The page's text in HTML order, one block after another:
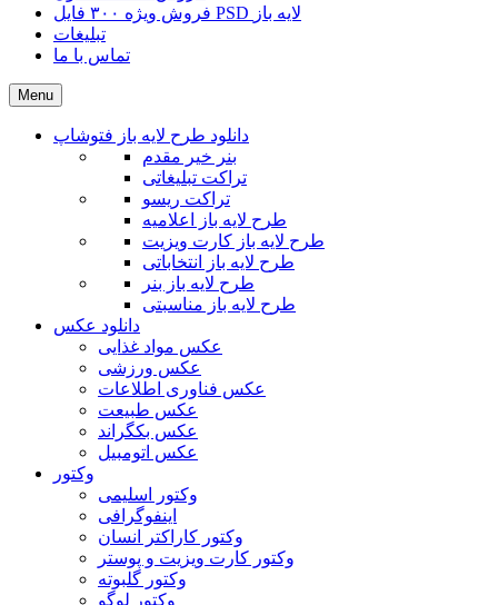
فروش ویژه ۳۰۰ فایل PSD لایه باز
تبلیغات
تماس با ما
Menu
دانلود طرح لایه باز فتوشاپ
بنر خیر مقدم
تراکت تبلیغاتی
تراکت ریسو
طرح لایه باز اعلامیه
طرح لایه باز کارت ویزیت
طرح لایه باز انتخاباتی
طرح لایه باز بنر
طرح لایه باز مناسبتی
دانلود عکس
عکس مواد غذایی
عکس ورزشی
عکس فناوری اطلاعات
عکس طبیعت
عکس بکگراند
عکس اتومبیل
وکتور
وکتور اسلیمی
اینفوگرافی
وکتور کاراکتر انسان
وکتور کارت ویزیت و پوستر
وکتور گلبوته
وکتور لوگو